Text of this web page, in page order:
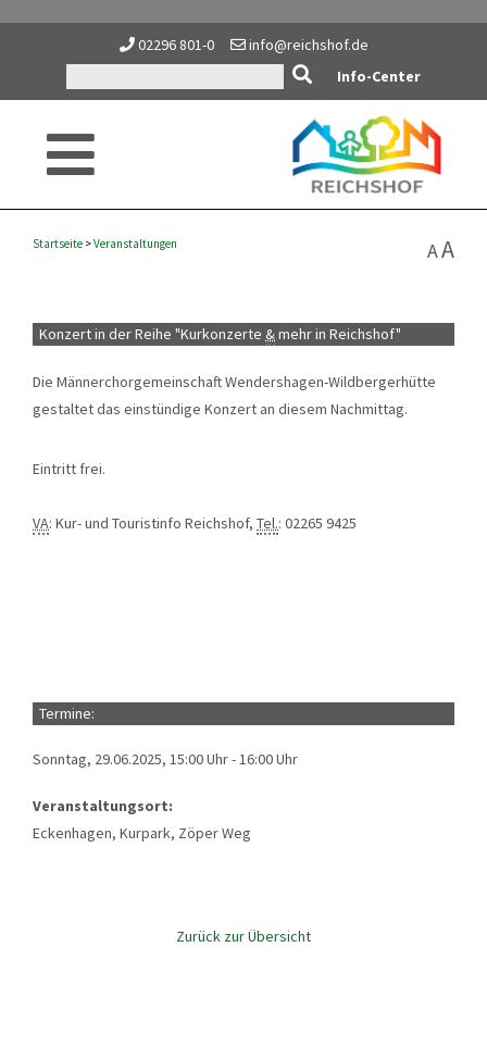
02296 801-0
info@reichshof.de
Info-Center
AA
Startseite >Veranstaltungen
Konzert in der Reihe "Kurkonzerte &mehr in Reichshof"
Die Männerchorgemeinschaft Wendershagen-Wildbergerhütte
gestaltet das einstündige Konzert an diesem Nachmittag.
Eintritt frei.
VA: Kur- und Touristinfo Reichshof, Tel.: 02265 9425
Termine:
Sonntag, 29.06.2025, 15:00 Uhr - 16:00 Uhr
Veranstaltungsort:
Eckenhagen, Kurpark, Zöper Weg
Zurück zur Übersicht